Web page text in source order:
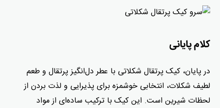
کلام پایانی
در پایان، کیک پرتقال شکلاتی با عطر دل‌انگیز پرتقال و طعم
لطیف شکلات، انتخابی خوشمزه برای پذیرایی و لذت بردن از
لحظات شیرین است. این کیک با ترکیب ساده‌ای از مواد